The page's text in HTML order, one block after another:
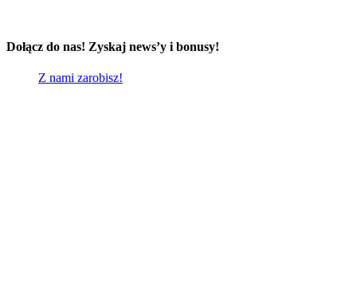
Dołącz do nas! Zyskaj news’y i bonusy!
Z nami zarobisz!